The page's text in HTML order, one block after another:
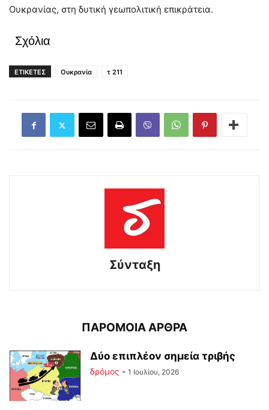
Ουκρανίας, στη δυτική γεωπολιτική επικράτεια.
Σχόλια
ΕΤΙΚΕΤΕΣ Ουκρανία τ 211
Σύνταξη
ΠΑΡΟΜΟΙΑ ΑΡΘΡΑ
Δύο επιπλέον σημεία τριβής
δρόμος - 1 Ιουλίου, 2026